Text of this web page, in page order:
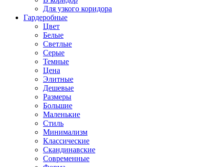
Для узкого коридора
Гардеробные
Цвет
Белые
Светлые
Серые
Темные
Цена
Элитные
Дешевые
Размеры
Большие
Маленькие
Стиль
Минимализм
Классические
Скандинавские
Современные